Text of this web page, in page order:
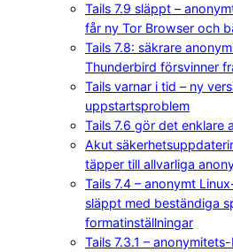
Tails 7.9 släppt –
får ny Tor Browser och
Tails 7.8: säkrare
Thunderbird försvinner
Tails varnar i tid – ny
uppstartsproblem
Tails 7.6 gör det enklare
Akut
täpper till allvarliga
Tails 7.4 – anonymt
släppt med beständiga
formatinställningar
Tails 7.3.1 –